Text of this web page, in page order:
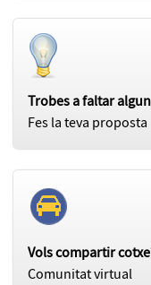
Trobes a faltar
Fes la teva proposta
Vols compartir
Comunitat virtual